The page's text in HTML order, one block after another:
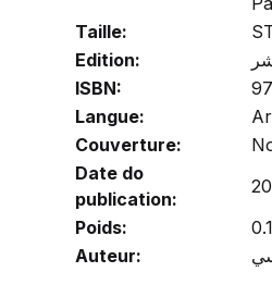
Taille:
Edition:
ISBN:
Langue:
Couverture:
Date do
publication:
Poids:
0.1
Auteur: